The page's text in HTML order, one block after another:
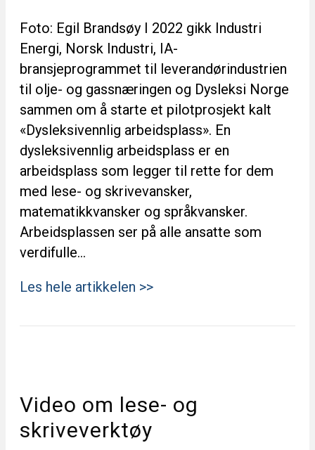
Foto: Egil Brandsøy I 2022 gikk Industri
Energi, Norsk Industri, IA-
bransjeprogrammet til leverandørindustrien
til olje- og gassnæringen og Dysleksi Norge
sammen om å starte et pilotprosjekt kalt
«Dysleksivennlig arbeidsplass». En
dysleksivennlig arbeidsplass er en
arbeidsplass som legger til rette for dem
med lese- og skrivevansker,
matematikkvansker og språkvansker.
Arbeidsplassen ser på alle ansatte som
verdifulle…
Les hele artikkelen >>
Video om lese- og
skriveverktøy